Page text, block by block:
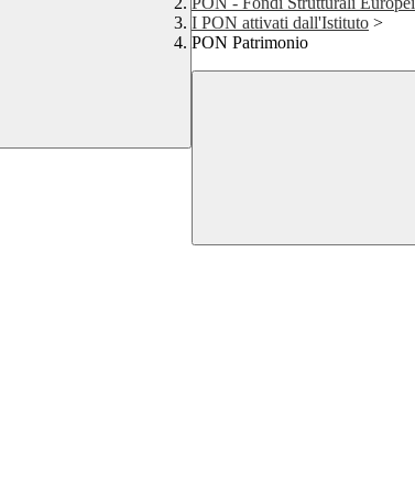
I PON attivati dall'Istituto >
PON Patrimonio